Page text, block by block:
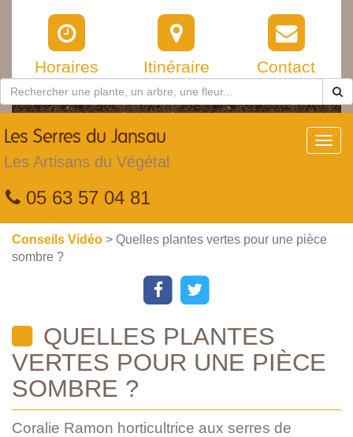
Horaires Itinéraire Contact
Les Serres du Jansau
Les Artisans du Végétal
05 63 57 04 81
Conseils Vidéo > Quelles plantes vertes pour une pièce
sombre ?
QUELLES PLANTES
VERTES POUR UNE PIÈCE
SOMBRE ?
Coralie Ramon horticultrice aux serres de